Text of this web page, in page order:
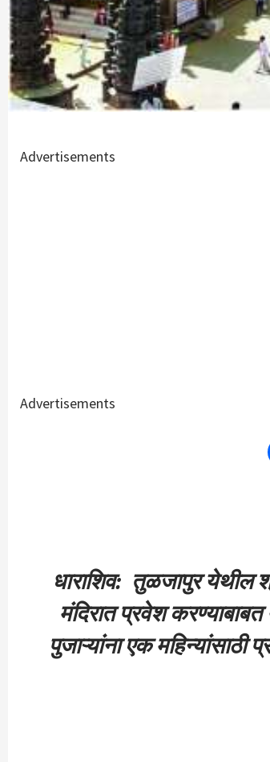
Advertisements
Advertisements
धाराशिव: तुळजापुर येथील
मंदिरात प्रवेश
पुजाऱ्यांना एक महिन्यांसाठी